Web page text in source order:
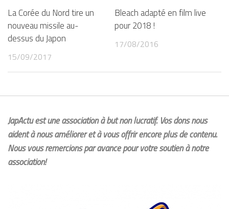
La Corée du Nord tire un
nouveau missile au-
dessus du Japon
15/09/2017
Bleach adapté en film live
pour 2018 !
17/08/2016
JapActu est une association à but non lucratif. Vos dons nous
aident à nous améliorer et à vous offrir encore plus de contenu.
Nous vous remercions par avance pour votre soutien à notre
association!